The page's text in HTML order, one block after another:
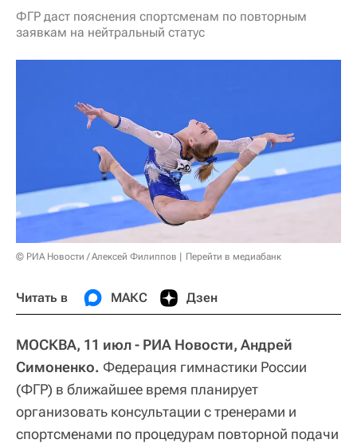
ФГР даст пояснения спортсменам по повторным
заявкам на нейтральный статус
© РИА Новости / Алексей Филиппов Перейти в медиабанк
Читать в МАКС Дзен
МОСКВА, 11 июл - РИА Новости, Андрей
Симоненко. Федерация гимнастики России
(ФГР) в ближайшее время планирует
организовать консультации с тренерами и
спортсменами по процедурам повторной подачи